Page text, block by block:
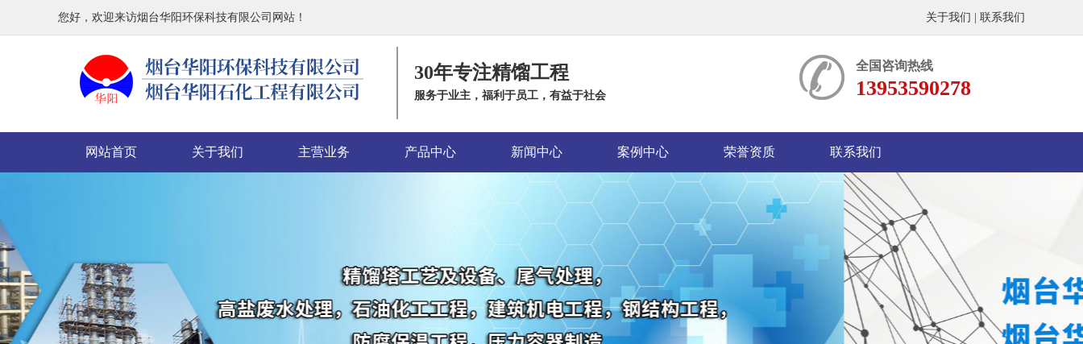
您好，欢迎来访烟台华阳环保科技有限公司网站！ 关于我们 联系我们
30年专注精馏工程
服务于业主，福利于员工，有益于社会
全国咨询热线
13953590278
网站首页 关于我们 主营业务 产品中心 新闻中心 案例中心 荣誉资质 联系我们